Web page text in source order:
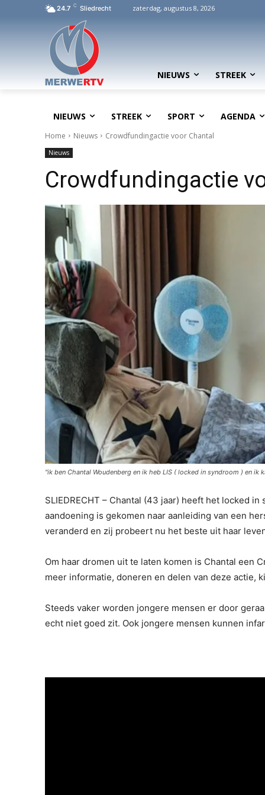
24.7 C Sliedrecht zaterdag, augustus 8, 2026
NIEUWS STREEK
NIEUWS STREEK SPORT AGENDA
Home Nieuws Crowdfundingactie voor Chantal
Nieuws
Crowdfundingactie
"ik ben Chantal Woudenberg en ik heb LIS ( locked in syndroom ) en ik
SLIEDRECHT – Chantal (43 jaar) heeft het locked
aandoening is gekomen naar aanleiding van een
veranderd en zij probeert nu het beste uit haar
Om haar dromen uit te laten komen is Chantal een
meer informatie, doneren en delen van deze actie,
Steeds vaker worden jongere mensen er door
echt niet goed zit. Ook jongere mensen kunnen